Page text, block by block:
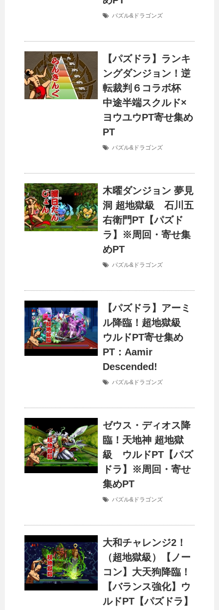
パズル&ドラゴンズ
【パズドラ】ランキ
ングダンジョン！逆
転裁判６コラボ杯
中途半端スクルド×
ヨウユウPT寄せ集め
PT
パズル&ドラゴンズ
木曜ダンジョン 夢見
洞 超地獄級 石川五
右衛門PT【パズド
ラ】※周回・寄せ集
めPT
パズル&ドラゴンズ
【パズドラ】アーミ
ル降臨！超地獄級
ウルドPT寄せ集め
PT：Aamir
Descended!
パズル&ドラゴンズ
ゼウス・ディオス降
臨！天地神 超地獄
級 ウルドPT【パズ
ドラ】※周回・寄せ
集めPT
パズル&ドラゴンズ
大和チャレンジ2！
（超地獄級）【ノー
コン】大天狗降臨！
【バランス強化】ウ
ルドPT【パズドラ】